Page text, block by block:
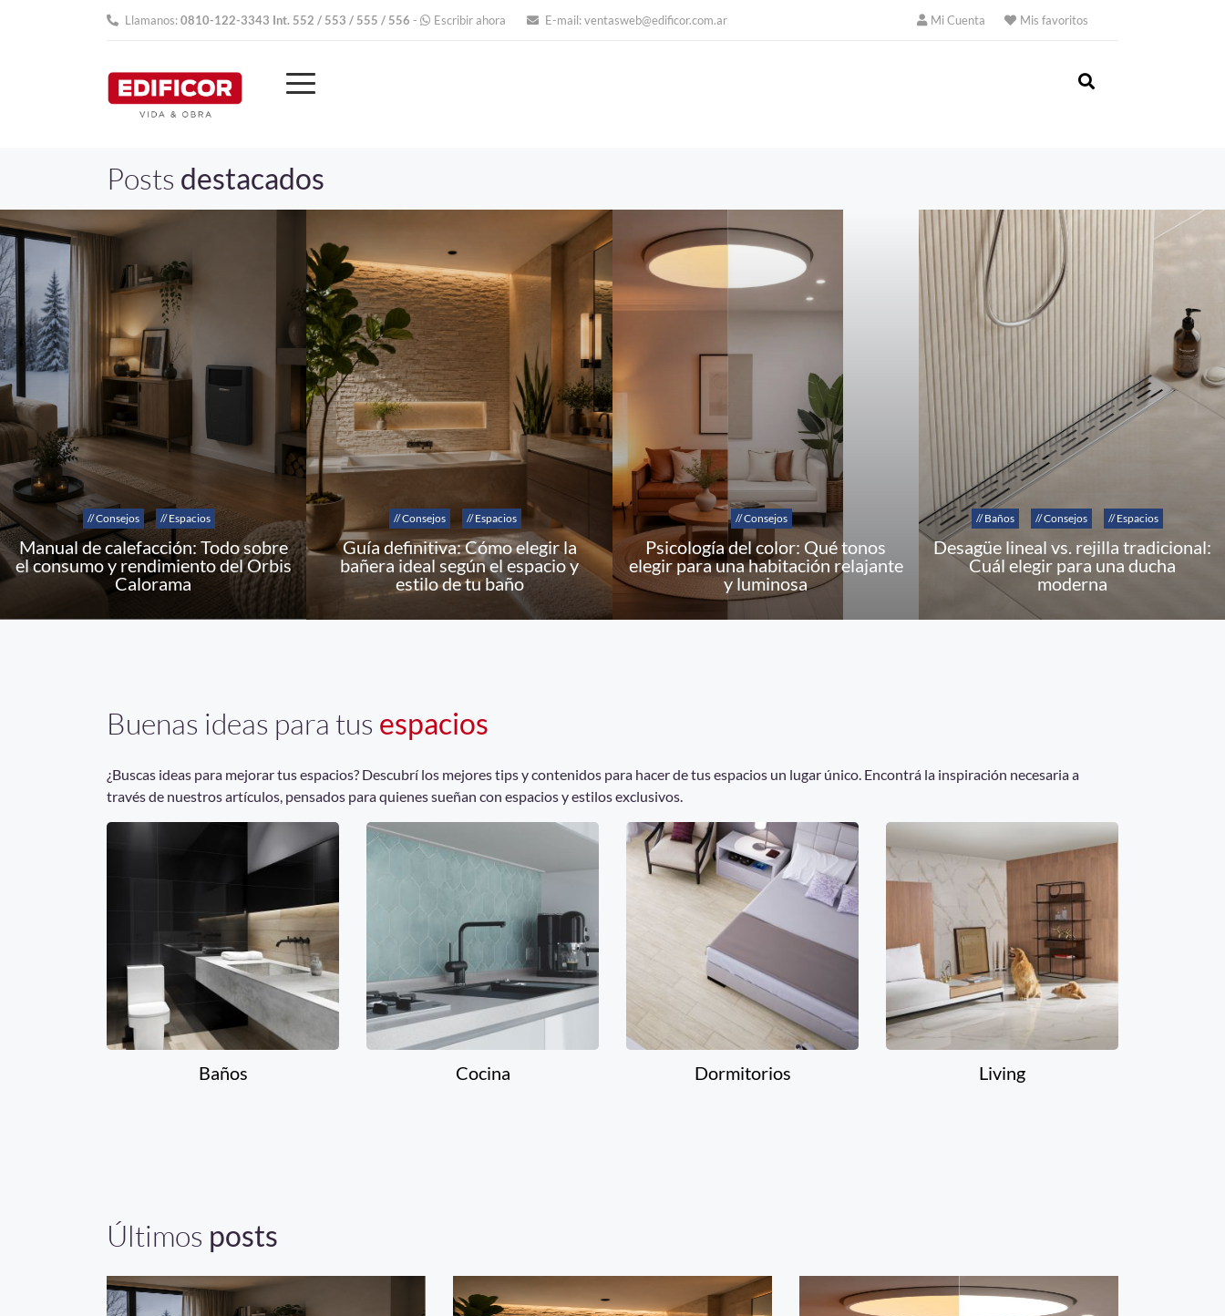
Llamanos:0810-122-3343 Int. 552 / 553 / 555 / 556 - Escribir ahora E-mail:ventasweb@edificor.com.ar Mi Cuenta Mis favoritos
Posts destacados
// Consejos // Espacios
Manual de calefacción: Todo sobre
el consumo y rendimiento del Orbis
Calorama
// Consejos // Espacios
Guía definitiva: Cómo elegir la
bañera ideal según el espacio y
estilo de tu baño
// Consejos
Psicología del color: Qué tonos
elegir para una habitación relajante
y luminosa
// Baños // Consejos // Espacios
Desagüe lineal vs. rejilla tradicional:
Cuál elegir para una ducha
moderna
Buenas ideas para tus espacios
¿Buscas ideas para mejorar tus espacios? Descubrí los mejores tips y contenidos para hacer de tus espacios un lugar único. Encontrá la inspiración necesaria a
través de nuestros artículos, pensados para quienes sueñan con espacios y estilos exclusivos.
Baños Cocina Dormitorios Living
Últimos posts